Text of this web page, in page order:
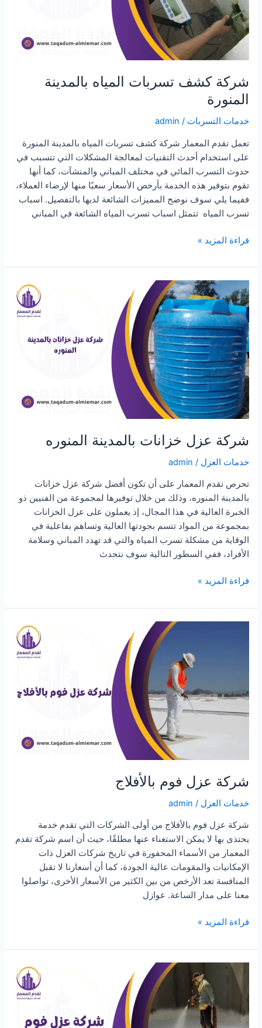
شركة كشف تسربات المياه بالمدينة
المنورة
خدمات التسربات /
admin
تعمل تقدم المعمار شركة كشف تسربات المياه بالمدينة المنورة
على استخدام أحدث التقنيات لمعالجة المشكلات التي تتسبب في
حدوث التسرب المائي في مختلف المباني والمنشآت، كما أنها
تقوم بتوفير هذه الخدمة بأرخص الأسعار سعيًا منها لإرضاء العملاء،
ففيما يلي سوف نوضح المميزات الشائعة لديها بالتفصيل. اسباب
تسرب المياه تتمثل اسباب تسرب المياه الشائعة في المباني
شركة
تسربات
المياه
بالمدينة
المنورة
قراءة المزيد »
شركة عزل خزانات بالمدينة المنوره
خدمات العزل /
admin
تحرص تقدم المعمار على أن تكون أفضل شركة عزل خزانات
بالمدينة المنوره، وذلك من خلال توفيرها لمجموعة من الفنيين ذو
الخبرة العالية في هذا المجال، إذ يعملون على عزل الخزانات
بمجموعة من المواد تتسم بجودتها العالية وتساهم بفاعلية في
الوقاية من مشكلة تسرب المياه والتي قد تهدد المباني وسلامة
الأفراد، ففي السطور التالية سوف نتحدث
شركة
خزانات
بالمدينة
قراءة المزيد »
شركة عزل فوم بالأفلاج
خدمات العزل /
admin
شركة عزل فوم بالأفلاج من أولى الشركات التي تقدم خدمة
يحتذى بها لا يمكن الاستغناء عنها مطلقًا، حيث أن اسم شركة تقدم
المعمار من الأسماء المحفورة في تاريخ شركات العزل ذات
الإمكانيات والمقومات عالية الجودة، كما أن أسعارنا لا تقبل
المنافسة تعد الأرخص من بين الكثير من الأسعار الأخرى، تواصلوا
معنا على مدار الساعة. عوازل
شركة
فوم
بالأفلاج
قراءة المزيد »